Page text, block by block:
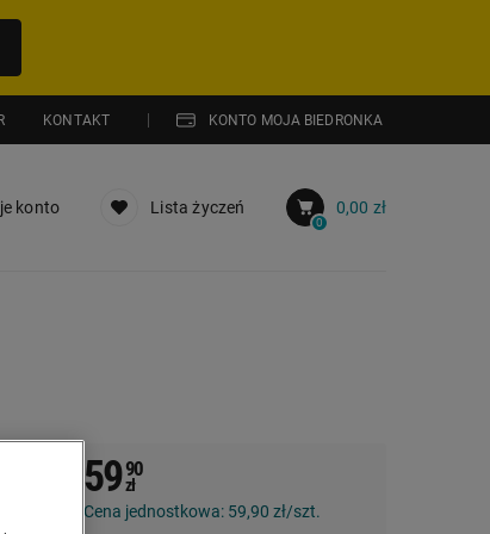
KONTAKT KONTO MOJA BIEDRONKA
konto Lista życzeń
0
0,00 zł
5990
zł
Cena jednostkowa: 59,90 zł/szt.